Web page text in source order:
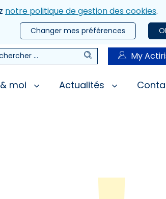
notre politique de gestion des cookies.
Changer mes préférences
Rechercher
My
moi Actualités